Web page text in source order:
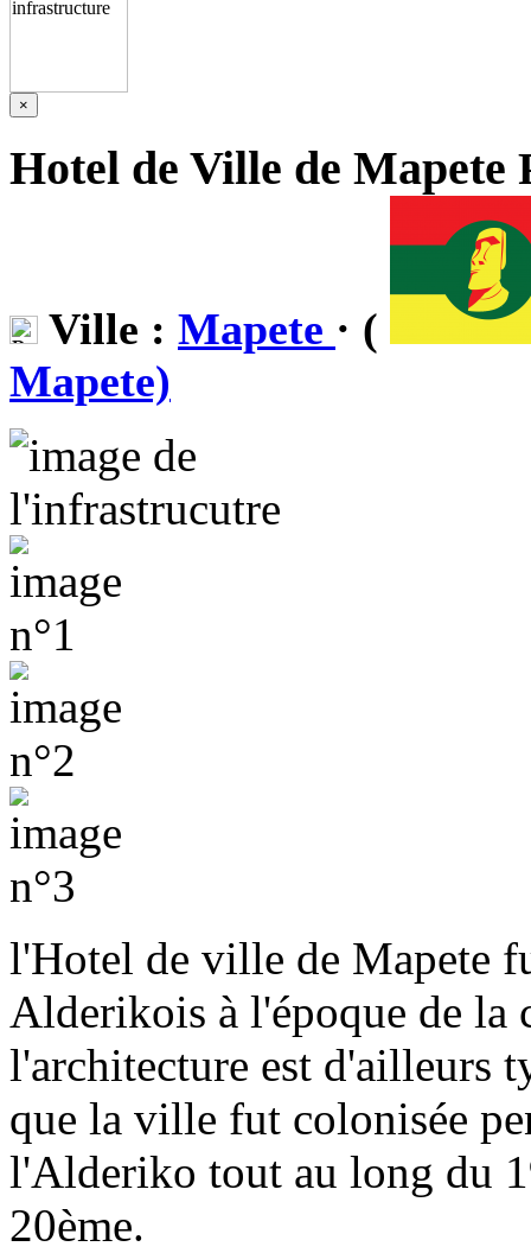
×
Hotel de Ville de Mapete
Ville : Mapete · (
Mapete)
l'Hotel de ville de Mapete
Alderikois à l'époque de la
l'architecture est d'ailleurs
que la ville fut colonisée
l'Alderiko tout au long du
20ème.